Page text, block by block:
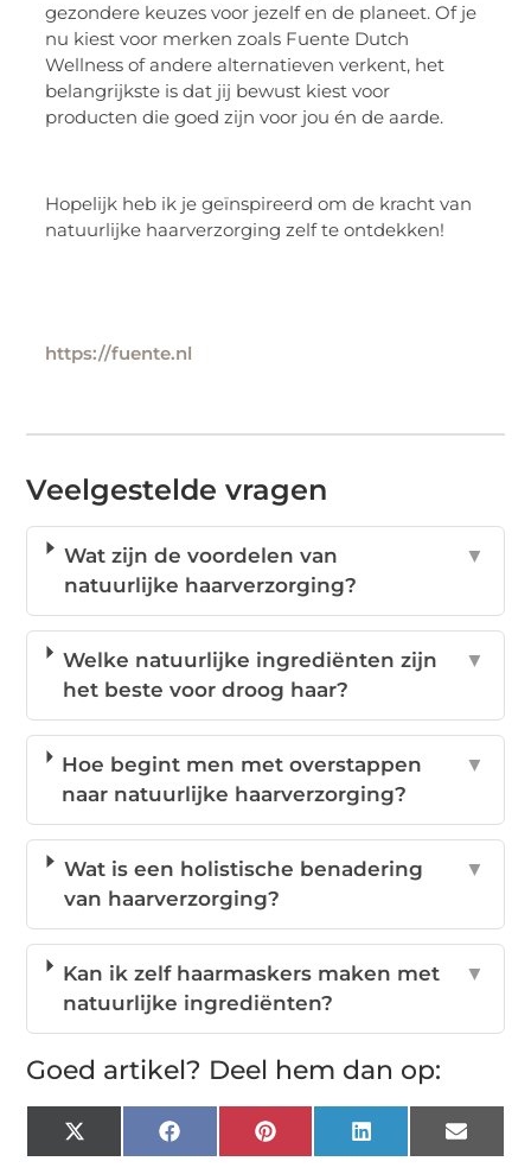
gezondere keuzes voor jezelf en de planeet. Of je
nu kiest voor merken zoals Fuente Dutch
Wellness of andere alternatieven verkent, het
belangrijkste is dat jij bewust kiest voor
producten die goed zijn voor jou én de aarde.
Hopelijk heb ik je geïnspireerd om de kracht van
natuurlijke haarverzorging zelf te ontdekken!
https://fuente.nl
Veelgestelde vragen
Wat zijn de voordelen van
natuurlijke haarverzorging?
▼
Welke natuurlijke ingrediënten zijn
het beste voor droog haar?
▼
Hoe begint men met overstappen
naar natuurlijke haarverzorging?
▼
Wat is een holistische benadering
van haarverzorging?
▼
Kan ik zelf haarmaskers maken met
natuurlijke ingrediënten?
▼
Goed artikel? Deel hem dan op:
X
(Twitter)
FacebookPinterestLinkedInEmail